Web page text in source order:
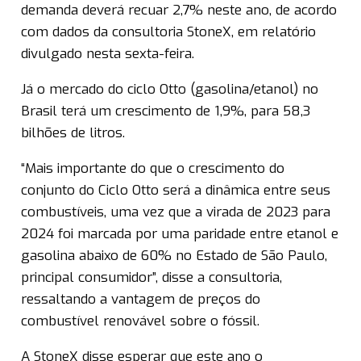
demanda deverá recuar 2,7% neste ano, de acordo
com dados da consultoria StoneX, em relatório
divulgado nesta sexta-feira.
Já o mercado do ciclo Otto (gasolina/etanol) no
Brasil terá um crescimento de 1,9%, para 58,3
bilhões de litros.
“Mais importante do que o crescimento do
conjunto do Ciclo Otto será a dinâmica entre seus
combustíveis, uma vez que a virada de 2023 para
2024 foi marcada por uma paridade entre etanol e
gasolina abaixo de 60% no Estado de São Paulo,
principal consumidor”, disse a consultoria,
ressaltando a vantagem de preços do
combustível renovável sobre o fóssil.
A StoneX disse esperar que este ano o